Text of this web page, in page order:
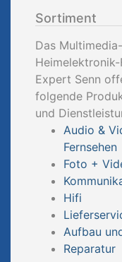
Sortiment
Das
Expert Senn
folgende
und
Audio &
Fernsehen
Foto +
Hifi
Aufbau
Reparatur